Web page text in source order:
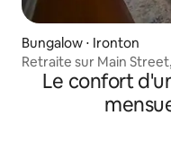
Bungalow ⋅ Ironton
Retraite sur Main
d'Ironton
Le confort